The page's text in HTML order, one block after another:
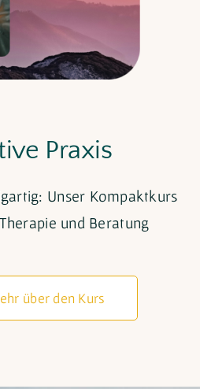
Praxis
Unser Kompaktkurs
und Beratung
über den Kurs